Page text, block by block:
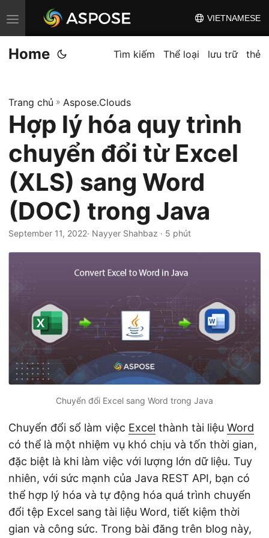
C
h
u
n
đ
i
đ
i
ề
u
h
ư
VIETNAMESE
Home Tìm kiếm Thể loại lưu trữ thẻ
Trang chủ » Aspose.Clouds
Hợp lý hóa quy trình
chuyển đổi từ Excel
(XLS) sang Word
(DOC) trong Java
September 11, 2022· Nayyer Shahbaz · 5 phút
Chuyển đổi Excel sang Word trong Java
Chuyển đổi sổ làm việc Excel thành tài liệu Word
có thể là một nhiệm vụ khó chịu và tốn thời gian,
đặc biệt là khi làm việc với lượng lớn dữ liệu. Tuy
nhiên, với sức mạnh của Java REST API, bạn có
thể hợp lý hóa và tự động hóa quá trình chuyển
đổi tệp Excel sang tài liệu Word, tiết kiệm thời
gian và công sức. Trong bài đăng trên blog này,